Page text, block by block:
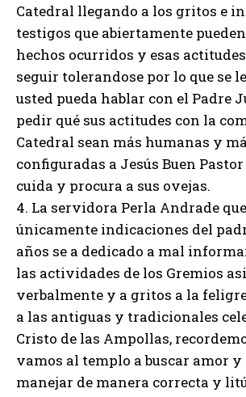
Catedral llegando a los gritos e
testigos que abiertamente
hechos ocurridos y esas
seguir tolerandose por lo que se
usted pueda hablar con el Padre
pedir qué sus actitudes con la
Catedral sean más humanas y
configuradas a Jesús Buen
cuida y procura a sus ovejas.
4. La servidora Perla Andrade
únicamente indicaciones del
años se a dedicado a mal
las actividades de los Gremios
verbalmente y a gritos a la
a las antiguas y tradicionales
Cristo de las Ampollas,
vamos al templo a buscar amor y
manejar de manera correcta y